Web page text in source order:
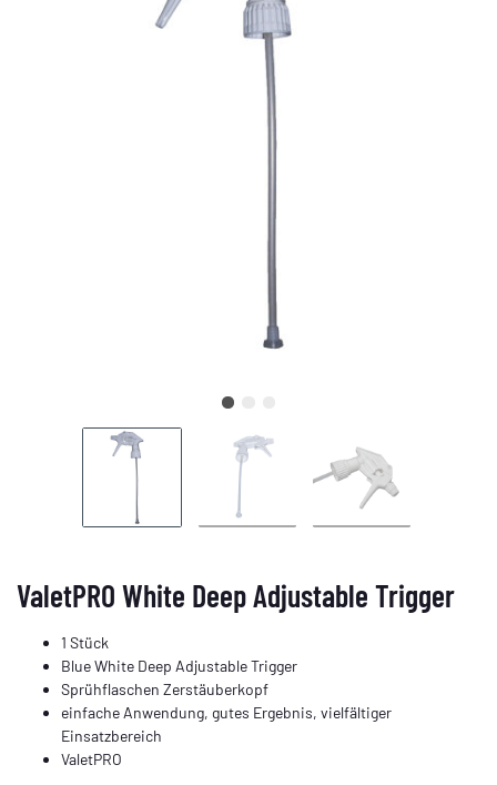
ValetPRO White Deep Adjustable Trigger
1 Stück
Blue White Deep Adjustable Trigger
Sprühflaschen Zerstäuberkopf
einfache Anwendung, gutes Ergebnis, vielfältiger
Einsatzbereich
ValetPRO